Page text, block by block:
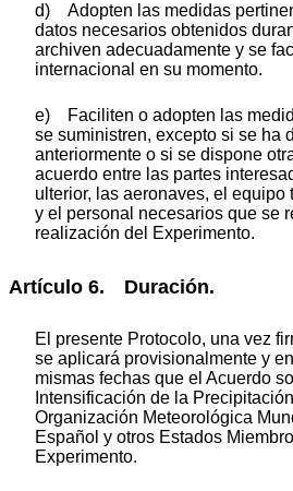
d) Adopten las medidas
datos necesarios obtenidos
archiven adecuadamente y se
internacional en su momento.
e) Faciliten o adopten las
se suministren, excepto si se ha
anteriormente o si se dispone
acuerdo entre las partes
ulterior, las aeronaves, el
y el personal necesarios que se
realización del Experimento.
Artículo 6. Duración.
El presente Protocolo, una vez
se aplicará provisionalmente y
mismas fechas que el Acuerdo
Intensificación de la
Organización Meteorológica
Español y otros Estados
Experimento.